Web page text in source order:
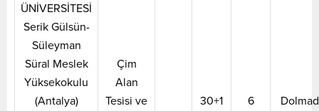
ÜNİVERSİTESİ
Serik Gülsün-
Süleyman
Süral Meslek
Yüksekokulu
(Antalya)
Çim
Alan
Tesisi ve
30+1
6